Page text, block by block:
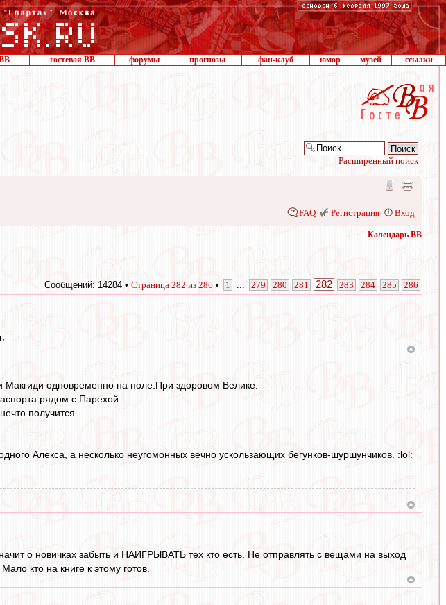
гостевая ВВ форумы прогнозы фан-клуб юмор музей ссылки
Расширенный поиск
FAQ Регистрация Вход
Календарь ВВ
Сообщений: 14284 • Страница 282 из 286 • 1 279 280 281 282 283 284 285 286
одновременно на поле.При здоровом Велике.
рядом с Парехой.
получится.
Алекса, а несколько неугомонных вечно ускользающих бегунков-шуршунчиков. :lol:
о новичках забыть и НАИГРЫВАТЬ тех кто есть. Не отправлять с вещами на выход
кто на книге к этому готов.